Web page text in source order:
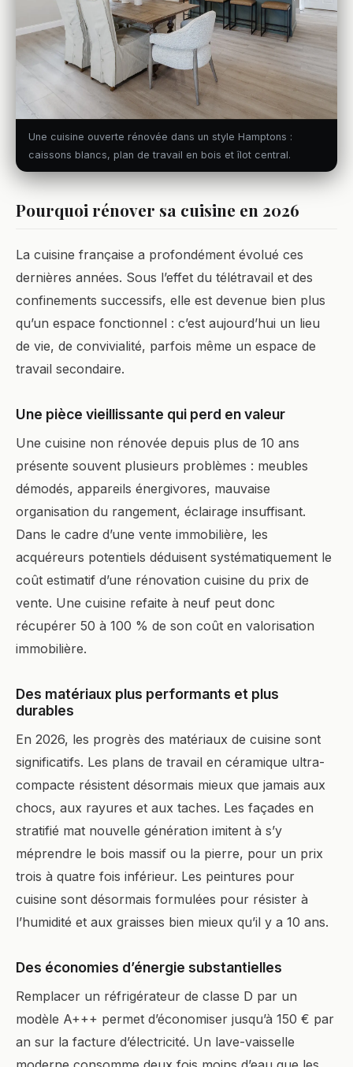
Une cuisine ouverte rénovée dans un style Hamptons :
caissons blancs, plan de travail en bois et îlot central.
Pourquoi rénover sa cuisine en 2026
La cuisine française a profondément évolué ces
dernières années. Sous l’effet du télétravail et des
confinements successifs, elle est devenue bien plus
qu’un espace fonctionnel : c’est aujourd’hui un lieu
de vie, de convivialité, parfois même un espace de
travail secondaire.
Une pièce vieillissante qui perd en valeur
Une cuisine non rénovée depuis plus de 10 ans
présente souvent plusieurs problèmes : meubles
démodés, appareils énergivores, mauvaise
organisation du rangement, éclairage insuffisant.
Dans le cadre d’une vente immobilière, les
acquéreurs potentiels déduisent systématiquement le
coût estimatif d’une rénovation cuisine du prix de
vente. Une cuisine refaite à neuf peut donc
récupérer 50 à 100 % de son coût en valorisation
immobilière.
Des matériaux plus performants et plus
durables
En 2026, les progrès des matériaux de cuisine sont
significatifs. Les plans de travail en céramique ultra-
compacte résistent désormais mieux que jamais aux
chocs, aux rayures et aux taches. Les façades en
stratifié mat nouvelle génération imitent à s’y
méprendre le bois massif ou la pierre, pour un prix
trois à quatre fois inférieur. Les peintures pour
cuisine sont désormais formulées pour résister à
l’humidité et aux graisses bien mieux qu’il y a 10 ans.
Des économies d’énergie substantielles
Remplacer un réfrigérateur de classe D par un
modèle A+++ permet d’économiser jusqu’à 150 € par
an sur la facture d’électricité. Un lave-vaisselle